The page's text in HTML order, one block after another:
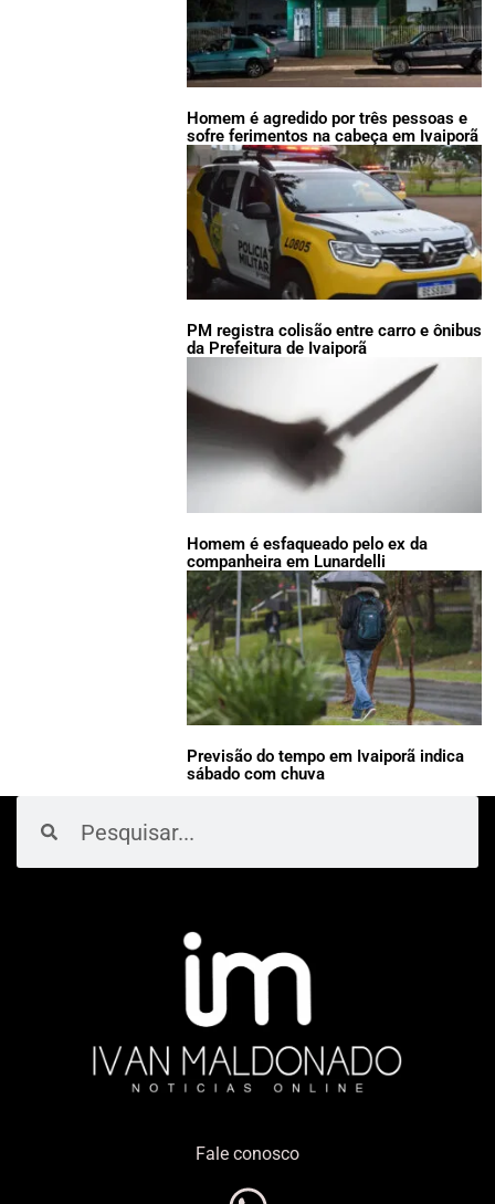
Homem é agredido por três pessoas e
sofre ferimentos na cabeça em Ivaiporã
PM registra colisão entre carro e ônibus
da Prefeitura de Ivaiporã
Homem é esfaqueado pelo ex da
companheira em Lunardelli
Previsão do tempo em Ivaiporã indica
sábado com chuva
Fale conosco